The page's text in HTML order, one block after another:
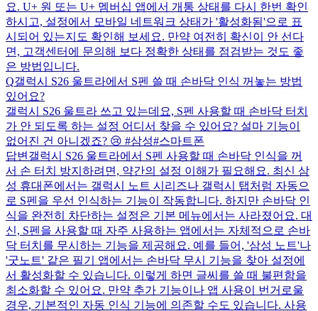
요. U+ 원 또는 U+ 멤버십 앱에서 개통 상태를 다시 한번 확인
하시고, 설정에서 모바일 네트워크 상태가 '활성화됨'으로 표
시되어 있는지도 확인해 보세요. 만약 여전히 확신이 안 선다
면, 고객센터에 문의해 보다 정확한 상태를 점검받는 것도 좋
은 방법입니다.
Q갤럭시 S26 울트라에서 S펜 쓸 때 손바닥 인식 꺼놓는 방법
있어요?
갤럭시 S26 울트라 쓰고 있는데요, S펜 사용할 때 손바닥 터치
가 안 되도록 하는 설정 어디서 찾을 수 있어요? 설마 기능이
없어진 건 아니겠죠? 😢 #삼성#스마트폰
답변 갤럭시 S26 울트라에서 S펜 사용할 때 손바닥 인식을 꺼
서 손 터치 방지하려면, 약간의 설정 이해가 필요해요. 최신 삼
성 휴대폰에서는 갤럭시 노트 시리즈나 갤럭시 탭처럼 자동으
로 S펜을 우선 인식하는 기능이 작동합니다. 하지만 손바닥 인
식을 완전히 차단하는 설정은 기본 메뉴에서는 사라졌어요. 대
신, S펜을 사용할 때 자주 사용하는 앱에서는 자체적으로 손바
닥 터치를 무시하는 기능을 제공해요. 예를 들어, '삼성 노트'나
'굿노트' 같은 필기 앱에서는 손바닥 무시 기능을 찾아 설정에
서 활성화할 수 있습니다. 이렇게 하면 글씨를 쓸 때 불편함을
최소화할 수 있어요. 만약 추가 기능이나 앱 사용이 번거로울
경우, 기본적인 자동 인식 기능에 의존할 수도 있습니다. 사용